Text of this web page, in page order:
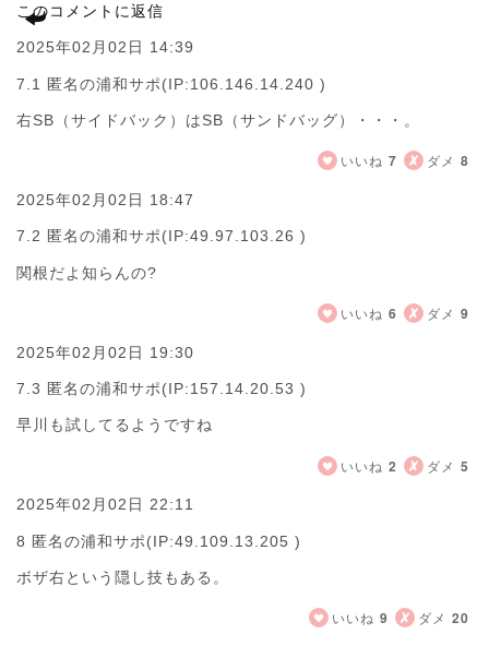
このコメントに返信
2025年02月02日 14:39
7.1 匿名の浦和サポ(IP:106.146.14.240 )
右SB（サイドバック）はSB（サンドバッグ）・・・。
いいね 7 ダメ 8
2025年02月02日 18:47
7.2 匿名の浦和サポ(IP:49.97.103.26 )
関根だよ知らんの?
いいね 6 ダメ 9
2025年02月02日 19:30
7.3 匿名の浦和サポ(IP:157.14.20.53 )
早川も試してるようですね
いいね 2 ダメ 5
2025年02月02日 22:11
8 匿名の浦和サポ(IP:49.109.13.205 )
ボザ右という隠し技もある。
いいね 9 ダメ 20